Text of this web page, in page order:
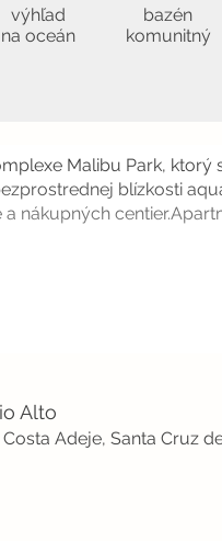
výhľad
na oceán
bazén
komunitný
Malibu Park, ktorý
blízkosti
nákupných
Alto
Adeje, Santa Cruz